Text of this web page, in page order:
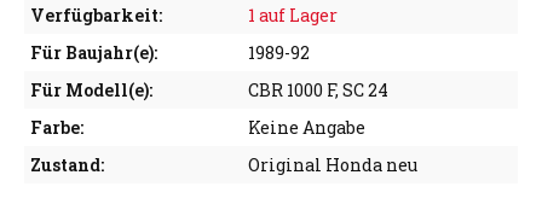
Verfügbarkeit:
1 auf Lager
Für Baujahr(e):
1989-92
Für Modell(e):
CBR 1000 F, SC 24
Farbe:
Keine Angabe
Zustand:
Original Honda neu